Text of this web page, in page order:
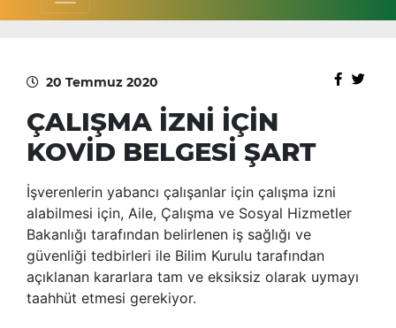
20 Temmuz 2020
ÇALIŞMA İZNİ İÇİN
KOVİD BELGESİ ŞART
İşverenlerin yabancı çalışanlar için çalışma izni
alabilmesi için, Aile, Çalışma ve Sosyal Hizmetler
Bakanlığı tarafından belirlenen iş sağlığı ve
güvenliği tedbirleri ile Bilim Kurulu tarafından
açıklanan kararlara tam ve eksiksiz olarak uymayı
taahhüt etmesi gerekiyor.